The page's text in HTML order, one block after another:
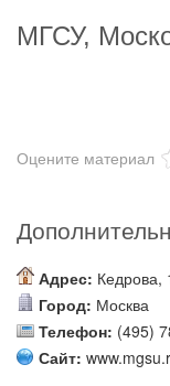
МГСУ,
Оцените материал
Адрес: Кедрова,
Город: Москва
Телефон: (495)
Сайт: